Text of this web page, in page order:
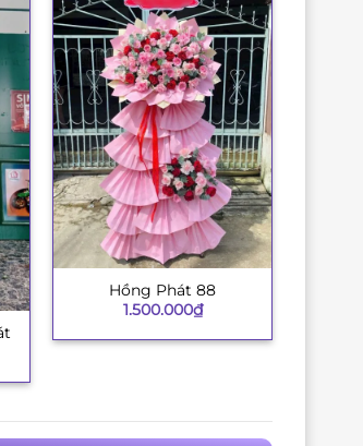
Hồng Phát 88
1.500.000₫